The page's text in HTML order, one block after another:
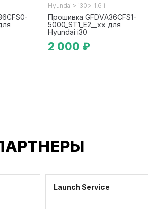
Hyundai > i30 > 1.6 i
Прошивка GFDVA36CFS1-
5000_ST1_E2__xx для
Hyundai i30
2 000 ₽
Launch Service